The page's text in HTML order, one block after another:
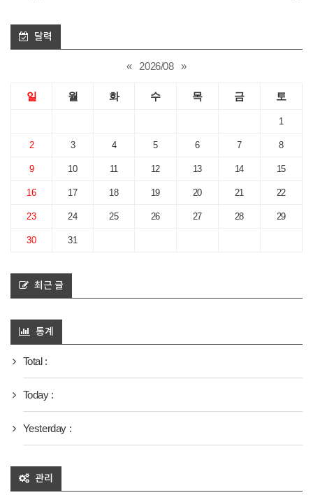
달력
« 2026/08 »
일 월 화 수 목 금 토
1
2 3 4 5 6 7 8
9 10 11 12 13 14 15
16 17 18 19 20 21 22
23 24 25 26 27 28 29
30 31
최근 글
통계
Total :
Today :
Yesterday :
관리